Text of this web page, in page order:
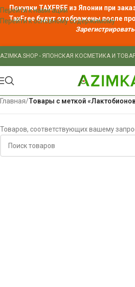
Перейти к навигации
Перейти к основному содержимому
Покупки TAXFREE из Японии при
TaxFreeбудут отображены после
AZIMKA.SHOP - ЯПОНСКАЯ КОСМЕТИКА И
Главная/Товары с меткой
Товаров, соответствующих вашему